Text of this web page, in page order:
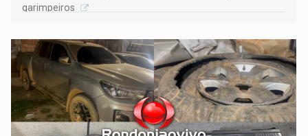
garimpeiros